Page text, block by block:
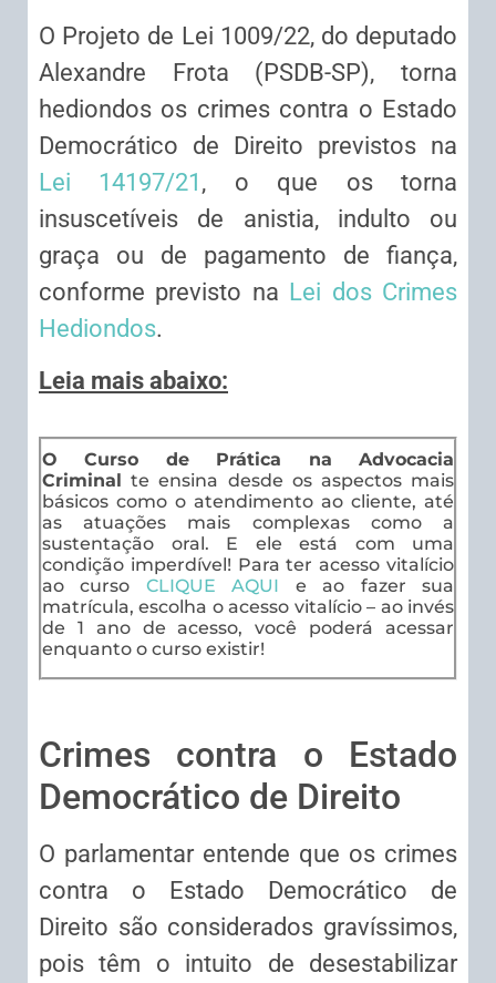
O Projeto de Lei 1009/22, do deputado
Alexandre Frota (PSDB-SP), torna
hediondos os crimes contra o Estado
Democrático de Direito previstos na
Lei 14197/21 , o que os torna
insuscetíveis de anistia, indulto ou
graça ou de pagamento de fiança,
conforme previsto na Lei dos Crimes
Hediondos.
Leia mais abaixo:
O Curso de Prática na Advocacia
Criminal
te ensina desde os aspectos mais
básicos como o atendimento ao cliente, até
as atuações mais complexas como a
sustentação oral. E ele está com uma
condição imperdível! Para ter acesso vitalício
ao curso CLIQUE AQUI e ao fazer sua
matrícula, escolha o acesso vitalício – ao invés
de 1 ano de acesso, você poderá acessar
enquanto o curso existir!
Crimes contra o Estado
Democrático de Direito
O parlamentar entende que os crimes
contra o Estado Democrático de
Direito são considerados gravíssimos,
pois têm o intuito de desestabilizar